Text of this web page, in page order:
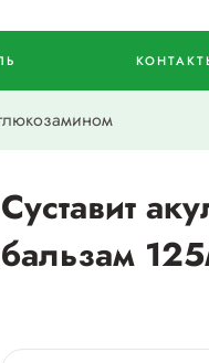
Суставит
бальзам